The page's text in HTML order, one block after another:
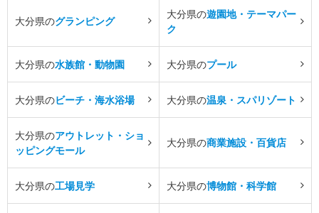
大分県のグランピング
大分県の遊園地・テーマパー
ク
大分県の水族館・動物園 大分県のプール
大分県のビーチ・海水浴場 大分県の温泉・スパリゾート
大分県のアウトレット・ショ
ッピングモール
大分県の商業施設・百貨店
大分県の工場見学 大分県の博物館・科学館